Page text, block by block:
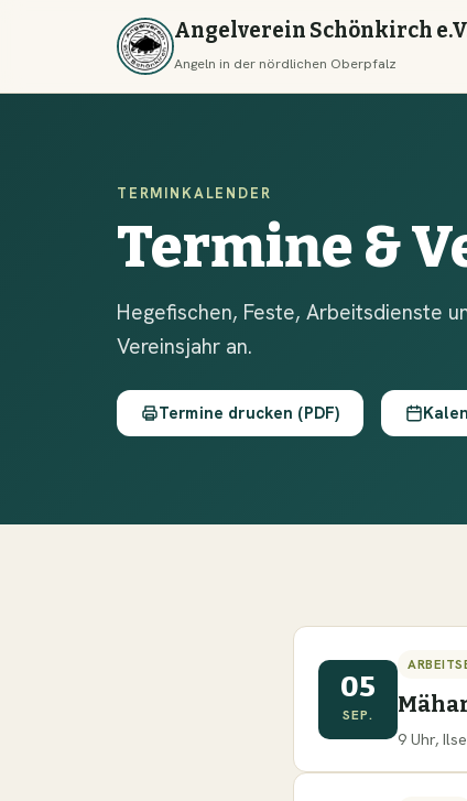
Angelverein Schönkirch
Angeln in der nördlichen Oberpfalz
TERMINKALENDER
Termine &
Hegefischen, Feste, Arbeitsdienste
Vereinsjahr an.
Termine drucken (PDF)
05
SEP.
9 Uhr,